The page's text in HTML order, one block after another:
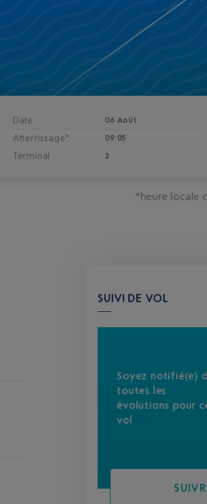
Date 06 Août
Atterrissage* 09:05
Terminal 2
*heure locale
SUIVI DE VOL
Soyez notifié(e)
toutes les
évolutions pour
vol